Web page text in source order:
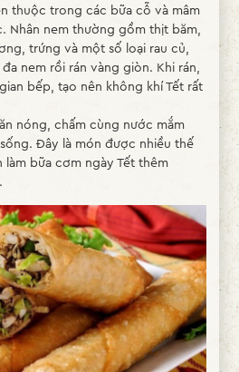
thuộc trong các bữa cỗ và mâm
Nhân nem thường gồm thịt băm,
trứng và một số loại rau củ,
nem rồi rán vàng giòn. Khi rán,
bếp, tạo nên không khí Tết rất
nóng, chấm cùng nước mắm
Đây là món được nhiều thế
bữa cơm ngày Tết thêm